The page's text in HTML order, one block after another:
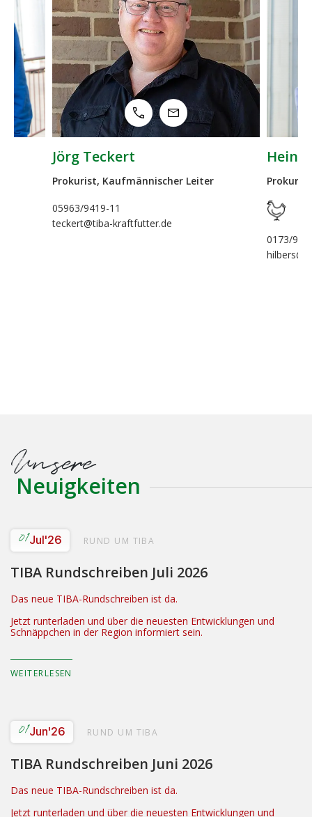
Heino Hilbers
Prokurist, Leiter Vertrieb Geflügel
Unsere
Neuigkeiten
01Jul '26 RUND UM TIBA
TIBA Rundschreiben Juli 2026
Das neue TIBA-Rundschreiben ist da.
Jetzt runterladen und über die neuesten Entwicklungen und
Schnäppchen in der Region informiert sein.
WEITERLESEN
01Jun'26 RUND UM TIBA
TIBA Rundschreiben Juni 2026
Das neue TIBA-Rundschreiben ist da.
Jetzt runterladen und über die neuesten Entwicklungen und